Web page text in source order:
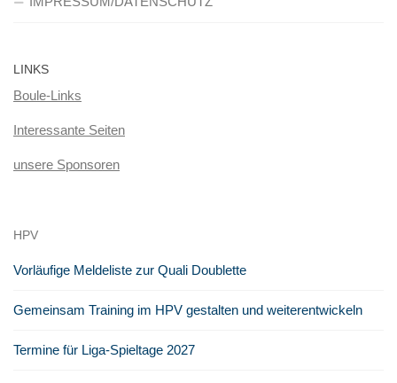
LINKS
Boule-Links
Interessante Seiten
unsere Sponsoren
HPV
Vorläufige Meldeliste zur Quali Doublette
Gemeinsam Training im HPV gestalten und weiterentwickeln
Termine für Liga-Spieltage 2027